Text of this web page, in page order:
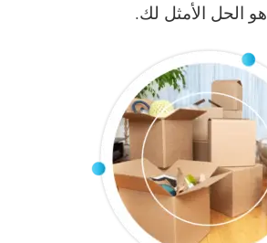
هو الحل الأمثل لك.